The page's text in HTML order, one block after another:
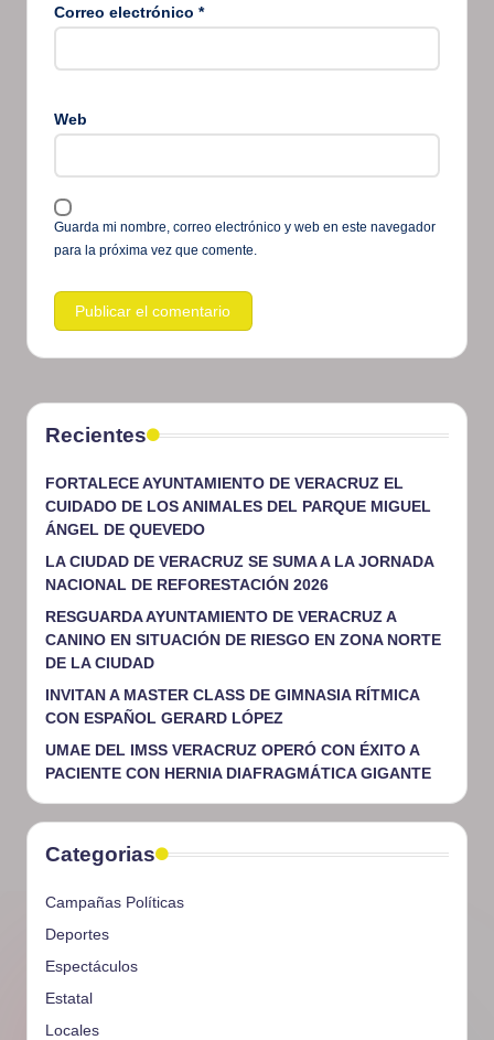
Correo electrónico *
Web
Guarda mi nombre, correo electrónico y web en este navegador
para la próxima vez que comente.
Recientes
FORTALECE AYUNTAMIENTO DE VERACRUZ EL
CUIDADO DE LOS ANIMALES DEL PARQUE MIGUEL
ÁNGEL DE QUEVEDO
LA CIUDAD DE VERACRUZ SE SUMA A LA JORNADA
NACIONAL DE REFORESTACIÓN 2026
RESGUARDA AYUNTAMIENTO DE VERACRUZ A
CANINO EN SITUACIÓN DE RIESGO EN ZONA NORTE
DE LA CIUDAD
INVITAN A MASTER CLASS DE GIMNASIA RÍTMICA
CON ESPAÑOL GERARD LÓPEZ
UMAE DEL IMSS VERACRUZ OPERÓ CON ÉXITO A
PACIENTE CON HERNIA DIAFRAGMÁTICA GIGANTE
Categorias
Campañas Políticas
Deportes
Espectáculos
Estatal
Locales